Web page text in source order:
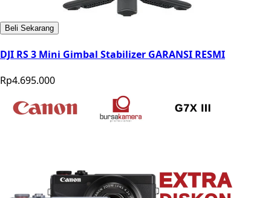
Beli Sekarang
DJI RS 3 Mini Gimbal Stabilizer GARANSI RESMI
Rp4.695.000